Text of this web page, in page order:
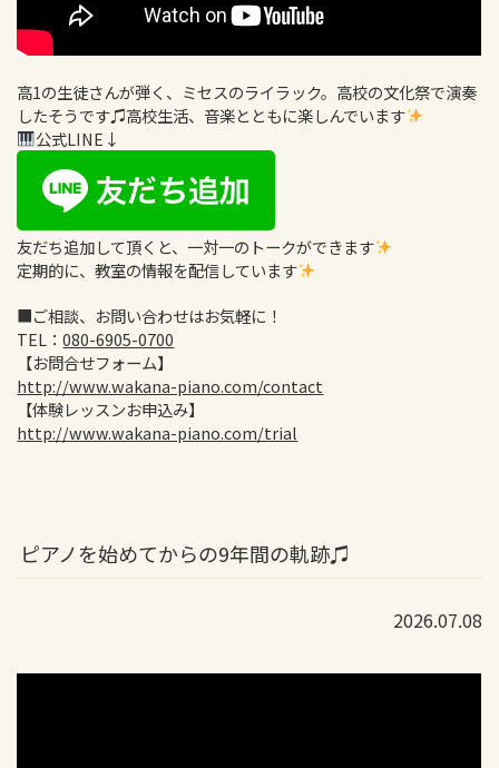
高1の生徒さんが弾く、ミセスのライラック。高校の文化祭で演奏
したそうです♫高校生活、音楽とともに楽しんでいます
公式LINE↓
友だち追加して頂くと、一対一のトークができます
定期的に、教室の情報を配信しています
■ご相談、お問い合わせはお気軽に！
TEL：080-6905-0700
【お問合せフォーム】
http://www.wakana-piano.com/contact
【体験レッスンお申込み】
http://www.wakana-piano.com/trial
ピアノを始めてからの9年間の軌跡♫
2026.07.08